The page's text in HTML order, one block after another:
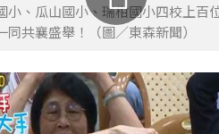
、瓜山國小、瑞柑國小四校上百
共襄盛舉！（圖／東森新聞）